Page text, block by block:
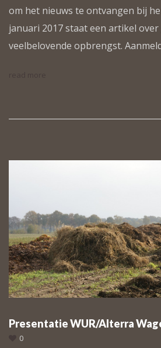
om het nieuws te ontvangen bij
januari 2017 staat een artikel
veelbelovende opbrengst.
Presentatie WUR/Alterra
0